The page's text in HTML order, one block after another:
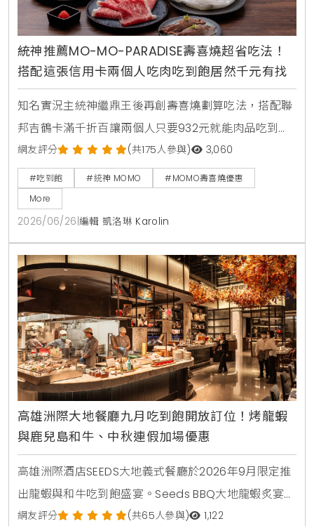
統神推薦MO-MO-PARADISE壽喜燒超省吃法！
搭配這張信用卡兩個人吃肉吃到飽居然千元有找
知名實況主統神繼鼎王後再創壽喜燒劃算吃法，搭配聯
邦吉鶴卡滿千折百讓兩個人只要932元就能肉品吃到
飽，連MOMO官方都親自留言揭露更便宜的隱藏優惠。
網友評分 (共175人參與) 3,060
#吃到飽 #統神 MOMO
#MOMO壽喜燒優惠
More
2026/06/26 編輯 凱洛琳 Karolin
高雄洲際大地餐廳九月吃到飽開放訂位！烤龍蝦
與鹿兒島和牛、中秋連假加場優惠
高雄洲際酒店SEEDS大地義式餐廳於2026年9月限定推
出龍蝦與和牛吃到飽盛宴。Seeds BBQ大地龍蝦炙宴於
中秋連假加場，Seeds和牛珍饌則集結鹿兒島A4和牛與
網友評分 (共65人參與) 1,122